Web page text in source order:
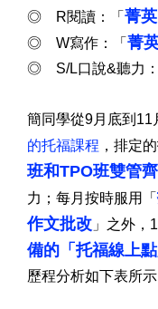
◎ R閱讀：「 菁
◎ W寫作：「 菁
◎ S/L口說&聽力：
簡同學從9月底到11
的托福課程 ，排定
班和TPO班雙管
力；每月按時服用「
作文批改 」之外，
備的「托福線上點
歷程分析如下表所示